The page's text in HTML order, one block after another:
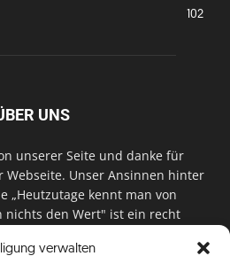
verwalten
102
UNS
unserer Seite und danke für
Webseite. Unser Ansinnen hinter
„Heutzutage kennt man von
nichts den Wert" ist ein recht